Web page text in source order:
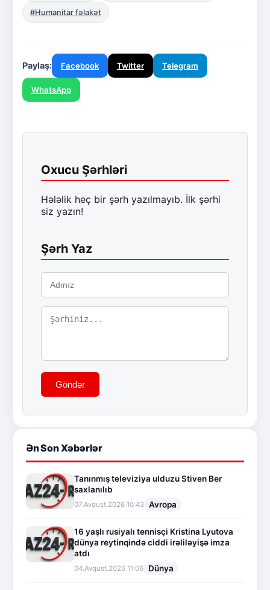
#Humanitar fəlakət
Paylaş: Facebook Twitter Telegram
WhatsApp
Oxucu Şərhləri
Hələlik heç bir şərh yazılmayıb. İlk şərhi
siz yazın!
Şərh Yaz
Göndər
Ən Son Xəbərlər
Tanınmış televiziya ulduzu Stiven Ber
saxlanılıb
07.Avqust.2026 10:43 Avropa
16 yaşlı rusiyalı tennisçi Kristina Lyutova
dünya reytinqində ciddi irəliləyişə imza
atdı
04.Avqust.2026 11:06 Dünya